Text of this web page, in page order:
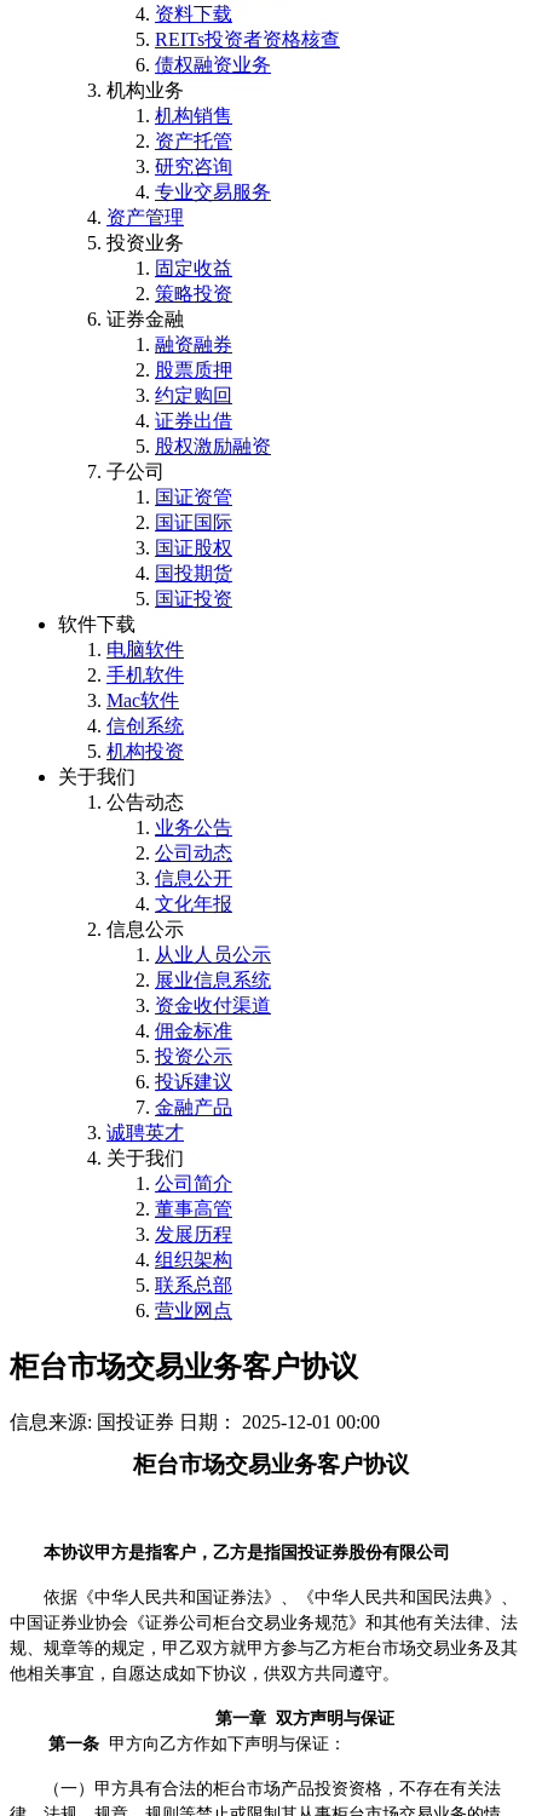
资料下载
REITs投资者资格核查
债权融资业务
机构业务
机构销售
资产托管
研究咨询
专业交易服务
资产管理
投资业务
固定收益
策略投资
证券金融
融资融券
股票质押
约定购回
证券出借
股权激励融资
子公司
国证资管
国证国际
国证股权
国投期货
国证投资
软件下载
电脑软件
手机软件
Mac软件
信创系统
机构投资
关于我们
公告动态
业务公告
公司动态
信息公开
文化年报
信息公示
从业人员公示
展业信息系统
资金收付渠道
佣金标准
投资公示
投诉建议
金融产品
诚聘英才
关于我们
公司简介
董事高管
发展历程
组织架构
联系总部
营业网点
柜台市场交易业务客户协议
信息来源: 国投证券 日期： 2025-12-01 00:00
柜台市场交易业务客户协议
本协议甲方是指客户，乙方是指国投证券股份有限公司
依据《中华人民共和国证券法》、《中华人民共和国民法典》、
中国证券业协会 《证券公司柜台交易业务规范》 和其他有关法律、法
规、规章等的规定，甲乙双方就甲方参与乙方柜台市场交易业务及其
他相关事宜，自愿达成如下协议，供双方共同遵守。
第一章 双方声明与保证
第一条 甲方向乙方作如下声明与保证：
（一）甲方具有合法的柜台市场产品投资资格，不存在有关法